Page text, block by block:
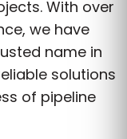
With over
we have
name in
solutions
of pipeline